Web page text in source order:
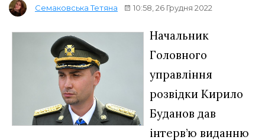
Семаковська Тетяна 10:58, 26 Грудня 2022
Начальник
Головного
управління
розвідки Кирило
Буданов дав
інтерв’ю виданню